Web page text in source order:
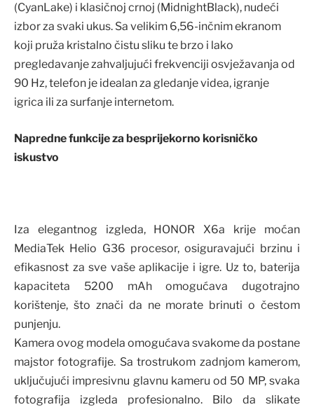
(CyanLake) i klasičnoj crnoj (MidnightBlack), nudeći
izbor za svaki ukus. Sa velikim 6,56-inčnim ekranom
koji pruža kristalno čistu sliku te brzo i lako
pregledavanje zahvaljujući frekvenciji osvježavanja od
90 Hz, telefon je idealan za gledanje videa, igranje
igrica ili za surfanje internetom.
Napredne funkcije za besprijekorno korisničko
iskustvo
Iza elegantnog izgleda, HONOR X6a krije moćan
MediaTek Helio G36 procesor, osiguravajući brzinu i
efikasnost za sve vaše aplikacije i igre. Uz to, baterija
kapaciteta 5200 mAh omogućava dugotrajno
korištenje, što znači da ne morate brinuti o čestom
punjenju.
Kamera ovog modela omogućava svakome da postane
majstor fotografije. Sa trostrukom zadnjom kamerom,
uključujući impresivnu glavnu kameru od 50 MP, svaka
fotografija izgleda profesionalno. Bilo da slikate